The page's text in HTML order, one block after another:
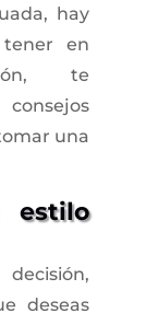
hay
en
te
una
deseas